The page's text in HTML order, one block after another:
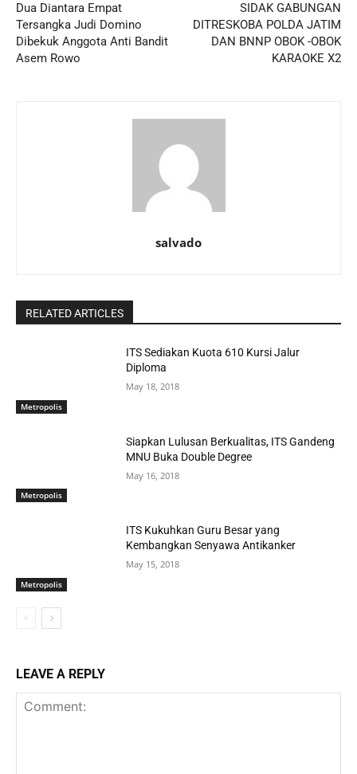
Dua Diantara Empat
Tersangka Judi Domino
Dibekuk Anggota Anti Bandit
Asem Rowo
SIDAK GABUNGAN
DITRESKOBA POLDA JATIM
DAN BNNP OBOK -OBOK
KARAOKE X2
salvado
RELATED ARTICLES
Metropolis
ITS Sediakan Kuota 610 Kursi Jalur
Diploma
May 18, 2018
Metropolis
Siapkan Lulusan Berkualitas, ITS Gandeng
MNU Buka Double Degree
May 16, 2018
Metropolis
ITS Kukuhkan Guru Besar yang
Kembangkan Senyawa Antikanker
May 15, 2018
LEAVE A REPLY